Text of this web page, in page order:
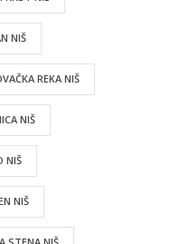
NIŠ
REKA NIŠ
NIŠ
NIŠ
NIŠ